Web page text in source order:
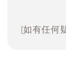
[如有任何